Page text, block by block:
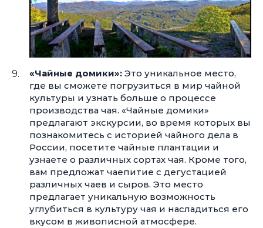
«Чайные домики»: Это уникальное место,
где вы сможете погрузиться в мир чайной
культуры и узнать больше о процессе
производства чая. «Чайные домики»
предлагают экскурсии, во время которых вы
познакомитесь с историей чайного дела в
России, посетите чайные плантации и
узнаете о различных сортах чая. Кроме того,
вам предложат чаепитие с дегустацией
различных чаев и сыров. Это место
предлагает уникальную возможность
углубиться в культуру чая и насладиться его
вкусом в живописной атмосфере.